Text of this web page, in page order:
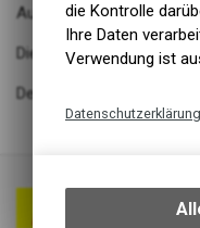
Auf dem Mittelsteg rollt
Die kräftigen
Der SmartGuard bietet
die Kontrolle
Ihre Daten
Verwendung ist
Datenschutzerklärung